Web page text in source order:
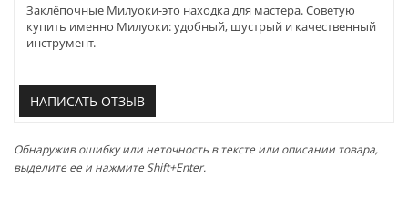
Заклёпочные Милуоки-это находка для мастера. Советую
купить именно Милуоки: удобный, шустрый и качественный
инструмент.
НАПИСАТЬ ОТЗЫВ
Обнаружив ошибку или неточность в тексте или описании товара,
выделите ее и нажмите Shift+Enter.